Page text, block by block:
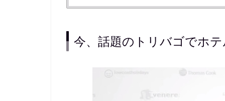
今、話題のトリバゴでホ